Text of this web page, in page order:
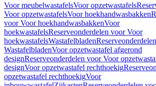
Voor meubelwastafelsVoor opzetwastafels
Voor opzetwastafelsVoor hoekhandwasbakken
voor Voor hoekhandwasbakkenVoor
hoekwastafelsReserveonderdelen voor Voor
hoekwastafelsWastafelbladen
WastafelbladenVoor opzetwastafel afgerond
designReserveonderdelen voor Voor
designVoor opzetwastafel rechthoekig
opzetwastafel rechthoekigVoor